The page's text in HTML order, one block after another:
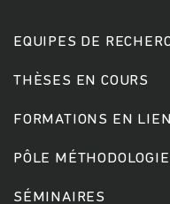
EQUIPES DE
THÈSES EN COURS
FORMATIONS EN
PÔLE
SÉMINAIRES